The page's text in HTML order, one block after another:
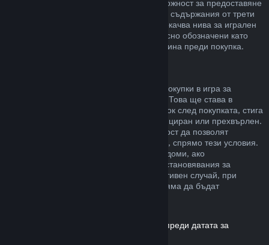
в някои случаи Steam няма да има възможност за предоставяне
на възстановявания при някои сваляеми съдържания от трети
страни (например, ако то необратимо покачва нива за игрален
персонаж). Тези изключения ще бъдат ясно обозначени като
невъзстановими на страницата им магазина преди покупка.
Steam ще предлага възстановяване на покупки в игра за
всякакви заглавия разработени от Valve. Това ще става в
рамките на четиридесет и осем часов срок след покупката, стига
артикула да не е бил използван, модифициран или прехвърлен.
Другите разработчици ще имат възможност да позволят
възстановявания за артикули в игрите си, спрямо тези условия.
По време на покупката Steam ще Ви уведоми, ако
разработчикът е решил да предлага възстановявания за
артикула в играта, който купувате. В противен случай, при
покупките в игри, които не са на Valve, няма да бъдат
Възстановявания за заглавия, закупени преди датата за